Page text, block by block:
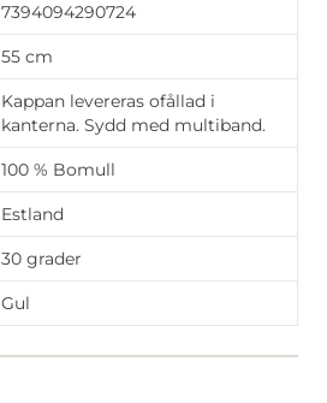
7394094290724
55 cm
Kappan levereras ofållad i
kanterna. Sydd med multiband.
100 % Bomull
Estland
30 grader
Gul